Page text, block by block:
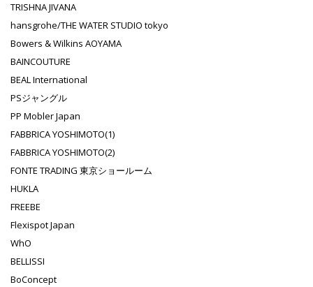
TRISHNA JIVANA
hansgrohe/THE WATER STUDIO tokyo
Bowers & Wilkins AOYAMA
BAINCOUTURE
BEAL International
PSジャングル
PP Mobler Japan
FABBRICA YOSHIMOTO(1)
FABBRICA YOSHIMOTO(2)
FONTE TRADING 東京ショールーム
HUKLA
FREEBE
Flexispot Japan
WhO
BELLISSI
BoConcept